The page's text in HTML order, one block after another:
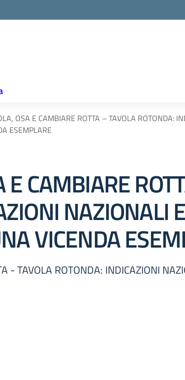
OSA E CAMBIARE ROTTA – TAVOLA ROTONDA:
ESEMPLARE
E CAMBIARE
NAZIONALI
VICENDA
- TAVOLA ROTONDA: INDICAZIONI